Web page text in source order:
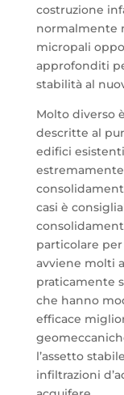
costruzione
normalmente
micropali
approfonditi
stabilità al
Molto diverso
descritte al
edifici
casi è
particolare
avviene molti
praticamente
che hanno
efficace
l’assetto
infiltrazioni